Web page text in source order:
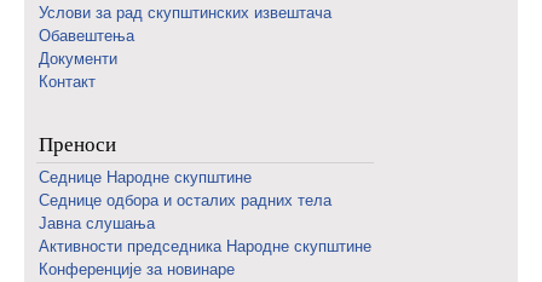
Услови за рад скупштинских извештача
Обавештења
Документи
Контакт
Преноси
Седнице Народне скупштине
Седнице одбора и осталих радних тела
Јавна слушања
Активности председника Народне скупштине
Конференције за новинаре